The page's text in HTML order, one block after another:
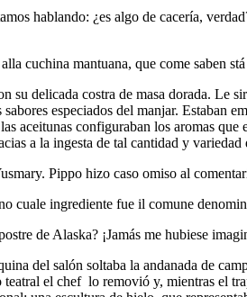
hablando: ¿es algo de cacería,
cuchina mantuana, que come saben
su delicada costra de masa dorada.
especiados del manjar. Estaban
aceitunas configuraban los aromas
a la ingesta de tal cantidad y variedad
Pippo hizo caso omiso al
cuale ingrediente fue il comune
de Alaska? ¡Jamás me hubiese
del salón soltaba la andanada de
el chef lo removió y, mientras el